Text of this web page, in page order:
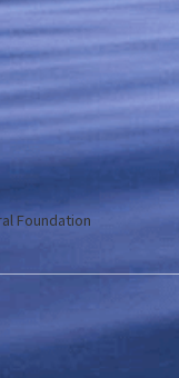
Foundation